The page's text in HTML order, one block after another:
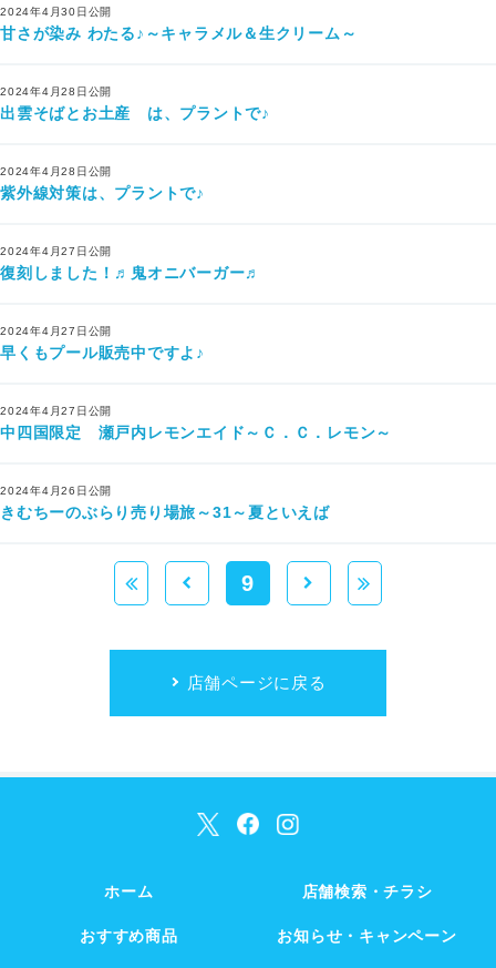
2024年4月30日公開
甘さが染み わたる♪～キャラメル＆生クリーム～
2024年4月28日公開
出雲そばとお土産 は、プラントで♪
2024年4月28日公開
紫外線対策は、プラントで♪
2024年4月27日公開
復刻しました！♬鬼オニバーガー♬
2024年4月27日公開
早くもプール販売中ですよ♪
2024年4月27日公開
中四国限定 瀬戸内レモンエイド～Ｃ．Ｃ．レモン～
2024年4月26日公開
きむちーのぶらり売り場旅～31～夏といえば
9
店舗ページに戻る
ホーム 店舗検索・チラシ
おすすめ商品 お知らせ・キャンペーン